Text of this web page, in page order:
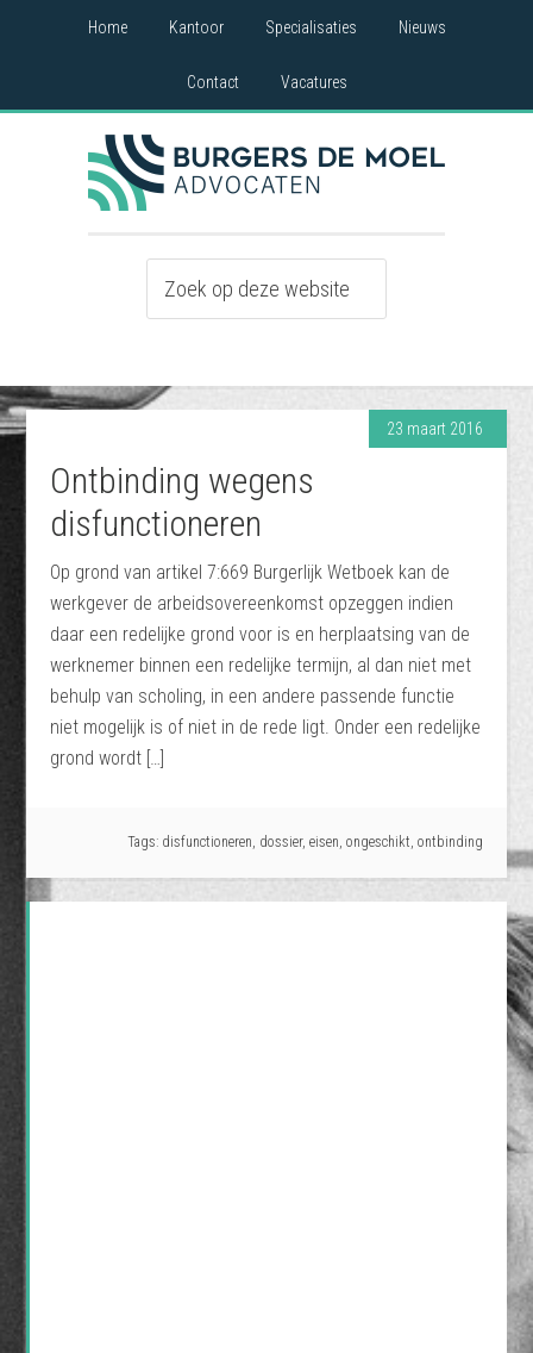
Home Kantoor Specialisaties Nieuws
Contact Vacatures
23 maart 2016
Ontbinding wegens
disfunctioneren
Op grond van artikel 7:669 Burgerlijk Wetboek kan de
werkgever de arbeidsovereenkomst opzeggen indien
daar een redelijke grond voor is en herplaatsing van de
werknemer binnen een redelijke termijn, al dan niet met
behulp van scholing, in een andere passende functie
niet mogelijk is of niet in de rede ligt. Onder een redelijke
grond wordt […]
Tags: disfunctioneren, dossier, eisen, ongeschikt, ontbinding